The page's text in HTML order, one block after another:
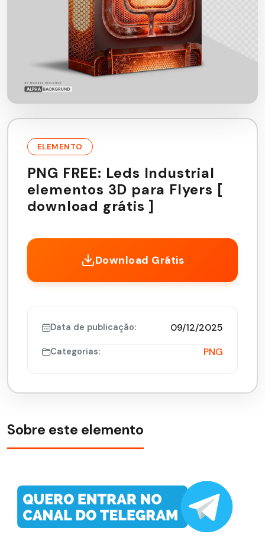
ELEMENTO
PNG FREE: Leds Industrial
elementos 3D para Flyers [
download grátis ]
Download Grátis
Data de publicação: 09/12/2025
Categorias: PNG
Sobre este elemento